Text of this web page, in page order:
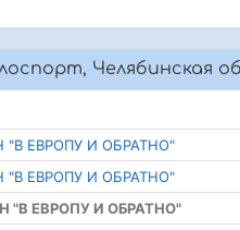
Челябинская
"В ЕВРОПУ И ОБРАТНО"
"В ЕВРОПУ И ОБРАТНО"
"В ЕВРОПУ И ОБРАТНО"